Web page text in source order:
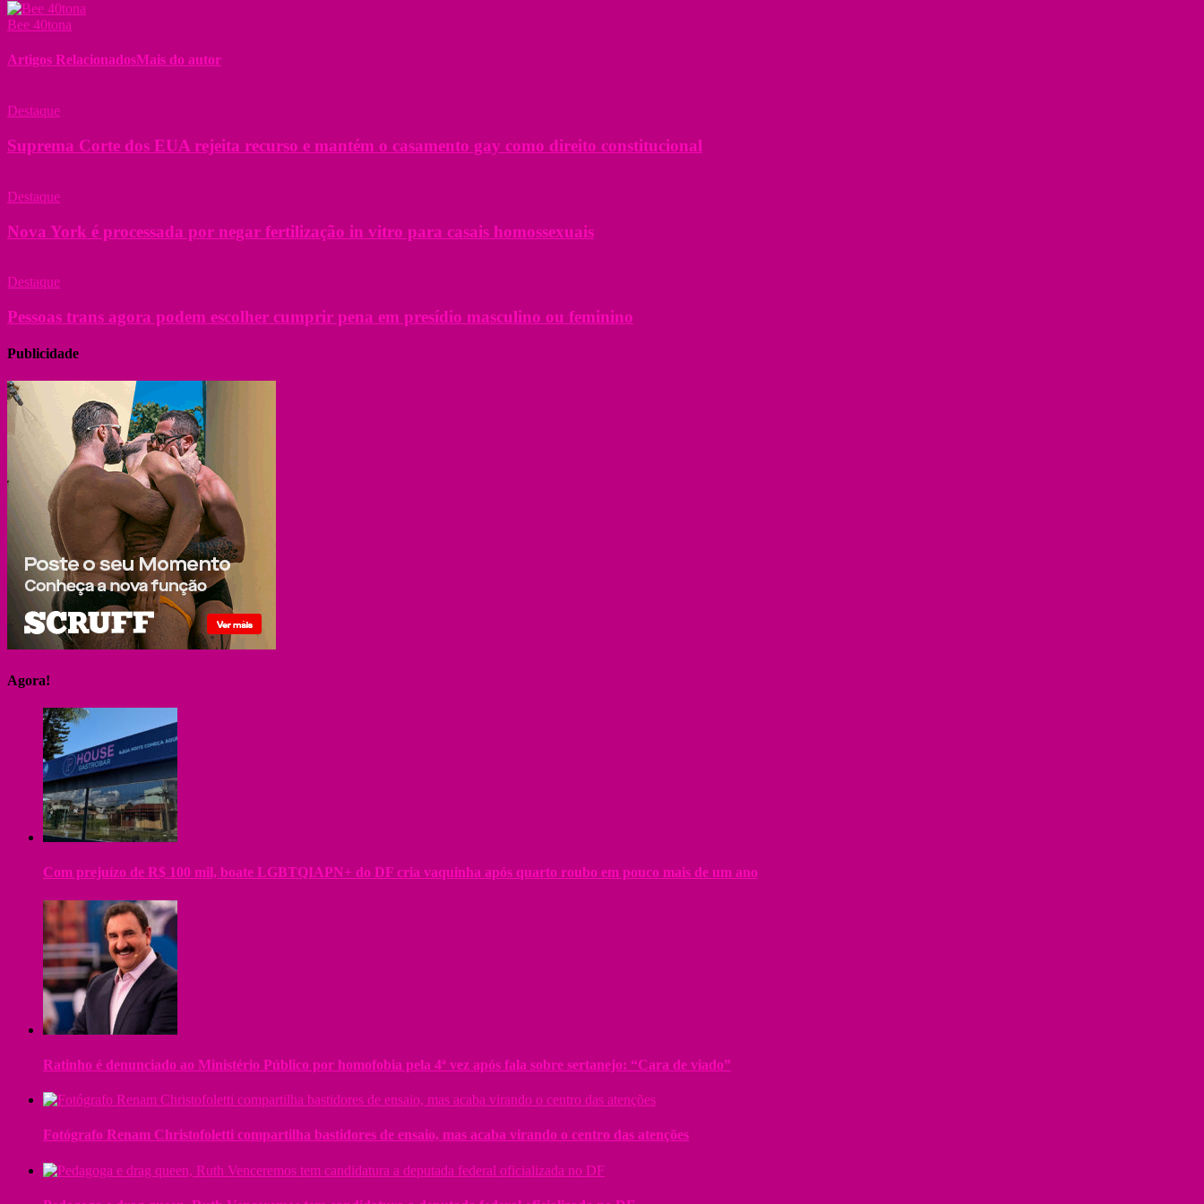
Bee 40tona
Artigos RelacionadosMais do autor
Destaque
Suprema Corte dos EUA rejeita recurso e mantém o casamento gay como direito constitucional
Destaque
Nova York é processada por negar fertilização in vitro para casais homossexuais
Destaque
Pessoas trans agora podem escolher cumprir pena em presídio masculino ou feminino
Publicidade
Agora!
Com prejuízo de R$ 100 mil, boate LGBTQIAPN+ do DF cria vaquinha após quarto roubo em pouco mais de um ano
Ratinho é denunciado ao Ministério Público por homofobia pela 4ª vez após fala sobre sertanejo: “Cara de viado”
Fotógrafo Renam Christofoletti compartilha bastidores de ensaio, mas acaba virando o centro das atenções